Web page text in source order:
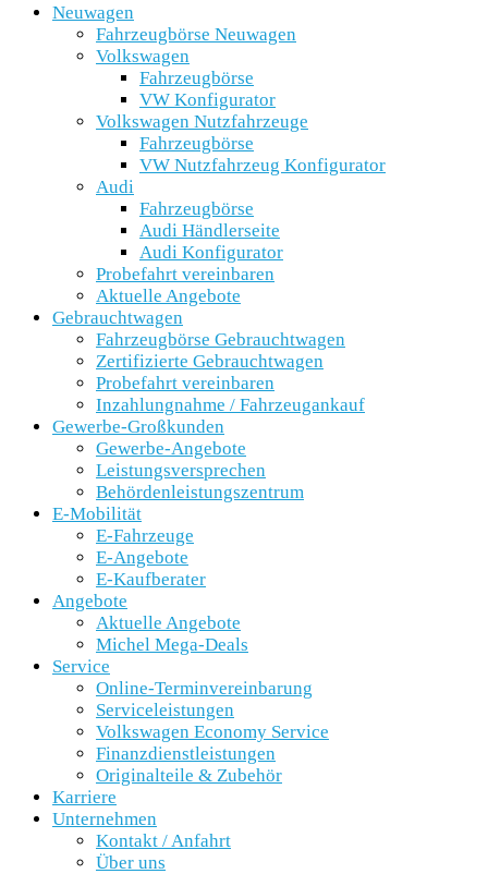
Neuwagen
Fahrzeugbörse Neuwagen
Volkswagen
Fahrzeugbörse
VW Konfigurator
Volkswagen Nutzfahrzeuge
Fahrzeugbörse
VW Nutzfahrzeug Konfigurator
Audi
Fahrzeugbörse
Audi Händlerseite
Audi Konfigurator
Probefahrt vereinbaren
Aktuelle Angebote
Gebrauchtwagen
Fahrzeugbörse Gebrauchtwagen
Zertifizierte Gebrauchtwagen
Probefahrt vereinbaren
Inzahlungnahme / Fahrzeugankauf
Gewerbe-Großkunden
Gewerbe-Angebote
Leistungsversprechen
Behördenleistungszentrum
E-Mobilität
E-Fahrzeuge
E-Angebote
E-Kaufberater
Angebote
Aktuelle Angebote
Michel Mega-Deals
Service
Online-Terminvereinbarung
Serviceleistungen
Volkswagen Economy Service
Finanzdienstleistungen
Originalteile & Zubehör
Karriere
Unternehmen
Kontakt / Anfahrt
Über uns